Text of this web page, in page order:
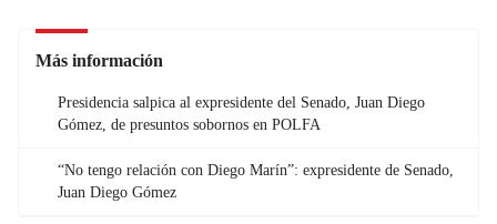
Más información
Presidencia salpica al expresidente del Senado, Juan Diego
Gómez, de presuntos sobornos en POLFA
“No tengo relación con Diego Marín”: expresidente de Senado,
Juan Diego Gómez